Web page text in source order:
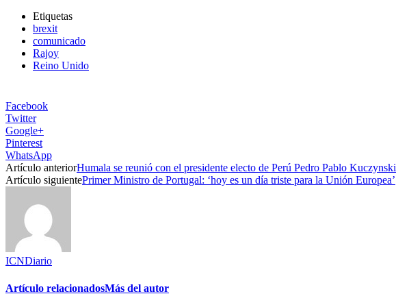
Etiquetas
brexit
comunicado
Rajoy
Reino Unido
Facebook
Twitter
Google+
Pinterest
WhatsApp
Artículo anteriorHumala se reunió con el presidente electo de Perú Pedro Pablo Kuczynski
Artículo siguientePrimer Ministro de Portugal: ‘hoy es un día triste para la Unión Europea’
ICNDiario
Artículo relacionadosMás del autor